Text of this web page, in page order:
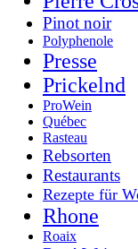
Pinot noir
Polyphenole
Presse
Prickelnd
ProWein
Québec
Rasteau
Rebsorten
Restaurants
Rezepte für
Rhone
Roaix